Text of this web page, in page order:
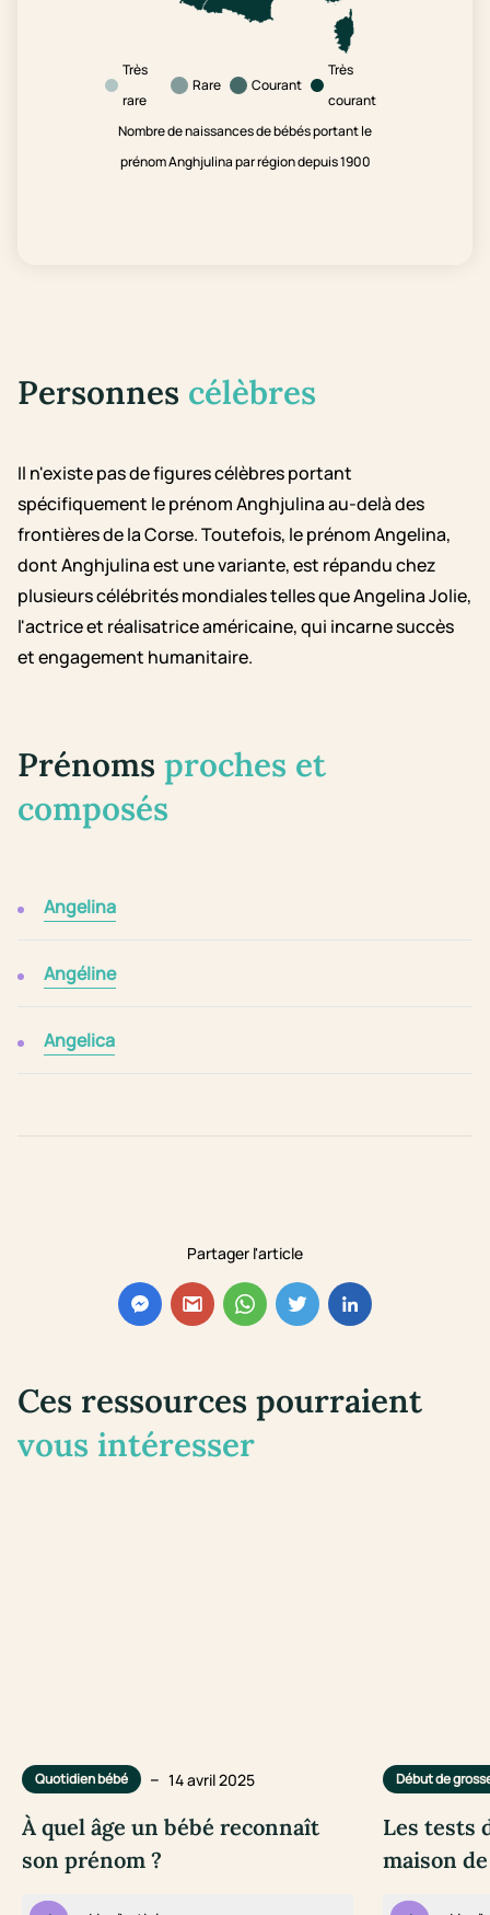
Partager l'article
Très
rare
Rare Courant
Très
courant
Nombre de naissances de bébés portant le
prénom Anghjulina par région depuis 1900
Personnes célèbres
Il n'existe pas de figures célèbres portant
spécifiquement le prénom Anghjulina au-delà des
frontières de la Corse. Toutefois, le prénom Angelina,
dont Anghjulina est une variante, est répandu chez
plusieurs célébrités mondiales telles que Angelina Jolie,
l'actrice et réalisatrice américaine, qui incarne succès
et engagement humanitaire.
Prénoms proches et
composés
Angelina
Angéline
Angelica
Ces ressources pourraient
vous intéresser
Quotidien bébé – 14 avril 2025
À quel âge un bébé reconnaît
son prénom ?
Début de
Les tests
maison